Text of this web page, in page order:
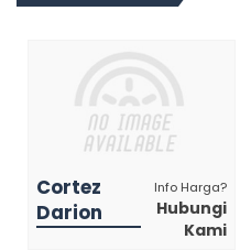
Cortez
Darion
Info Harga?
Hubungi
Kami